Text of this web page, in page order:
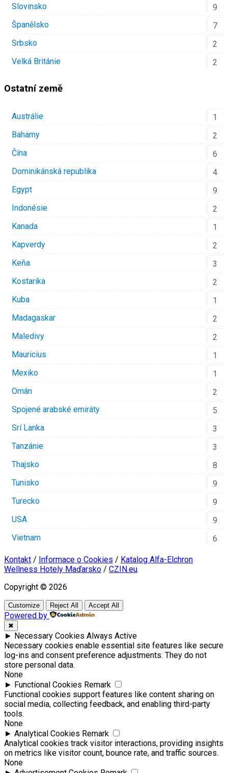
Slovinsko
9
Španělsko
7
Srbsko
2
Velká Británie
2
Ostatní země
Austrálie
1
Bahamy
2
Čína
6
Dominikánská republika
4
Egypt
9
Indonésie
2
Kanada
1
Kapverdy
2
Keňa
3
Kostarika
2
Kuba
1
Madagaskar
2
Maledivy
2
Mauricius
1
Mexiko
1
Omán
2
Spojené arabské emiráty
5
Srí Lanka
3
Tanzánie
3
Thajsko
8
Tunisko
9
Turecko
9
USA
9
Vietnam
6
Kontakt / Informace o Cookies / Katalog Alfa-Elchron
Wellness Hotely Maďarsko / CZIN.eu
Copyright © 2026
Customize Reject All Accept All
Powered by
✖
► Necessary Cookies Always Active
Necessary cookies enable essential site features like secure
log-ins and consent preference adjustments. They do not
store personal data.
None
► Functional Cookies Remark
Functional cookies support features like content sharing on
social media, collecting feedback, and enabling third-party
tools.
None
► Analytical Cookies Remark
Analytical cookies track visitor interactions, providing insights
on metrics like visitor count, bounce rate, and traffic sources.
None